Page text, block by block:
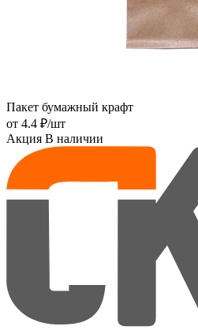
Пакет бумажный крафт
от 4.4 ₽/шт
Акция В наличии